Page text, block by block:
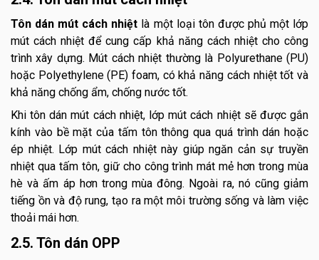
Tôn dán mút cách nhiệt là một loại tôn được phủ một lớp
mút cách nhiệt để cung cấp khả năng cách nhiệt cho công
trình xây dựng. Mút cách nhiệt thường là Polyurethane (PU)
hoặc Polyethylene (PE) foam, có khả năng cách nhiệt tốt và
khả năng chống ẩm, chống nước tốt.
Khi tôn dán mút cách nhiệt, lớp mút cách nhiệt sẽ được gắn
kính vào bề mặt của tấm tôn thông qua quá trình dán hoặc
ép nhiệt. Lớp mút cách nhiệt này giúp ngăn cản sự truyền
nhiệt qua tấm tôn, giữ cho công trình mát mẻ hơn trong mùa
hè và ấm áp hơn trong mùa đông. Ngoài ra, nó cũng giảm
tiếng ồn và độ rung, tạo ra một môi trường sống và làm việc
thoải mái hơn.
2.5. Tôn dán OPP